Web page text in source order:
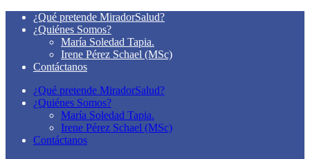
¿Qué pretende MiradorSalud?
¿Quiénes Somos?
María Soledad Tapia.
Irene Pérez Schael (MSc)
Contáctanos
¿Qué pretende MiradorSalud?
¿Quiénes Somos?
María Soledad Tapia.
Irene Pérez Schael (MSc)
Contáctanos